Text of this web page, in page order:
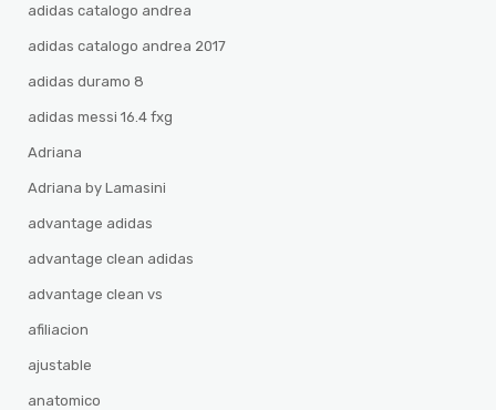
adidas catalogo andrea
adidas catalogo andrea 2017
adidas duramo 8
adidas messi 16.4 fxg
Adriana
Adriana by Lamasini
advantage adidas
advantage clean adidas
advantage clean vs
afiliacion
ajustable
anatomico